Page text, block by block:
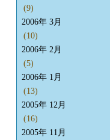
(9)
2006年 3月
(10)
2006年 2月
(5)
2006年 1月
(13)
2005年 12月
(16)
2005年 11月